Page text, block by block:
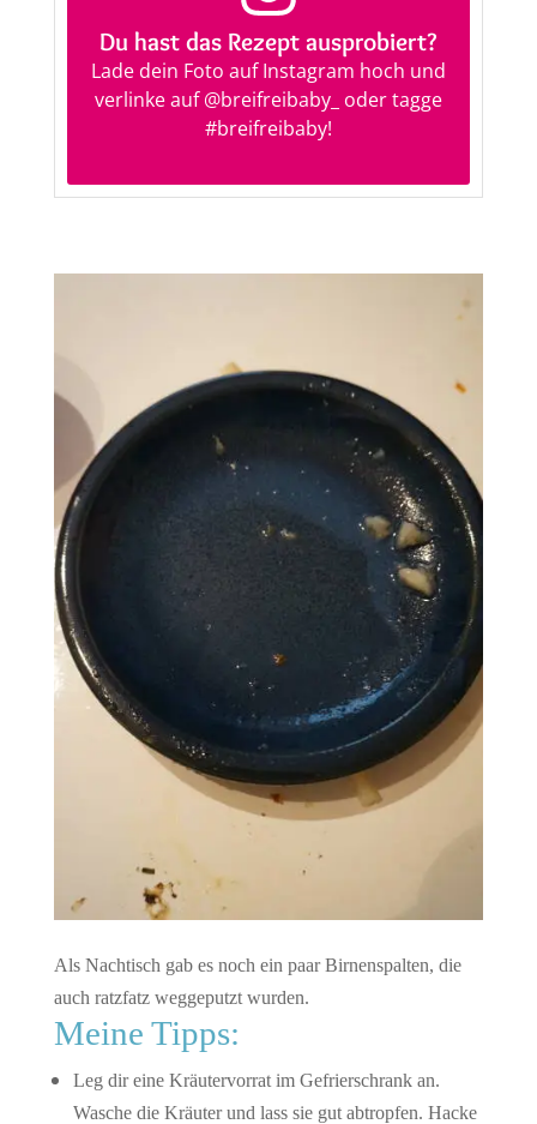
Du hast das Rezept ausprobiert?
Lade dein Foto auf Instagram hoch und
verlinke auf@breifreibaby_ oder tagge
#breifreibaby!
Als Nachtisch gab es noch ein paar Birnenspalten, die
auch ratzfatz weggeputzt wurden.
Meine Tipps:
Leg dir eine Kräutervorrat im Gefrierschrank an.
Wasche die Kräuter und lass sie gut abtropfen. Hacke